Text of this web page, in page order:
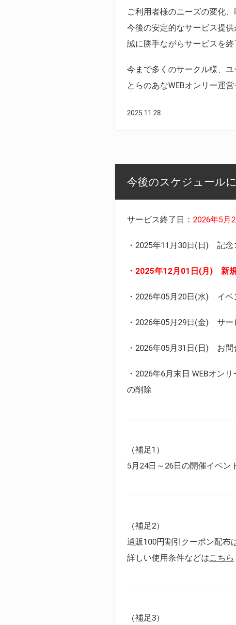
ご利用者様のニーズの変化
今後の安定的なサービス提
誠に勝手ながらサービスを
今まで多くのサークル様、
とらのあなWEBオンリー運
2025.11.28
今後のスケジュール
サービス終了日： 2026年5月
・2025年11月30日(日) 記
・2025年12月01日(月) 新
・2026年05月20日(水) イ
・2026年05月29日(金) サー
・2026年05月31日(日) お
・2026年6月末日 WEBオン
の削除
（補足1）
5月24日～26日の開催イベン
（補足2）
通販100円割引クーポン配布
詳しい使用条件などはこちら
（補足3）